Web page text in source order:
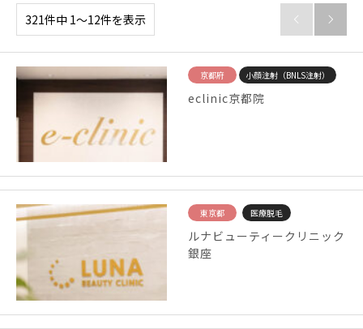
321件中 1〜12件を表示  
京都府 小顔注射（BNLS注射）
eclinic京都院
東京都 医療脱毛
ルナビューティークリニック
銀座